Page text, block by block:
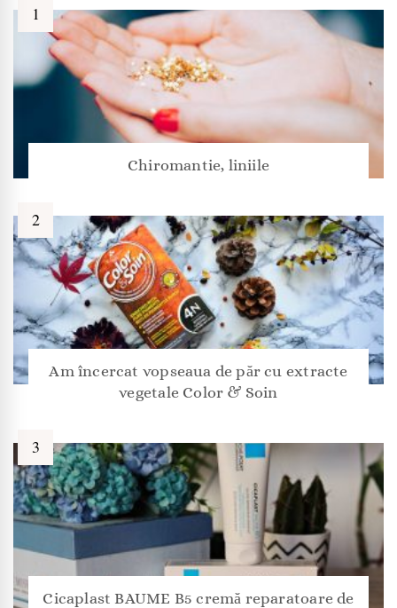
Chiromantie, liniile
Am încercat vopseaua de păr cu extracte
vegetale Color & Soin
Cicaplast BAUME B5 cremă reparatoare de